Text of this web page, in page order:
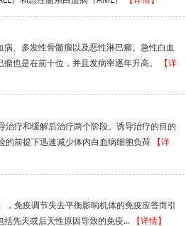
、多发性骨髓瘤以及恶性淋巴瘤。急性白血
也是在前十位，并且发病率逐年升高。
【详
治疗和缓解后治疗两个阶段。诱导治疗的目的
的前提下迅速减少体内白血病细胞负荷 【详
免疫调节失去平衡影响机体的免疫应答而引
先天或后天性原因导致的免疫... 【详情】